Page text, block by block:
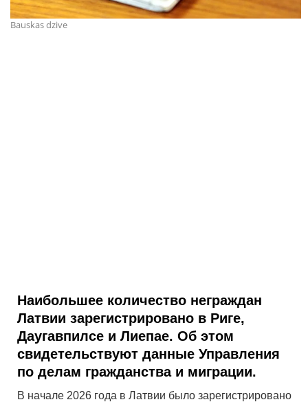
Bauskas dzive
Наибольшее количество неграждан
Латвии зарегистрировано в Риге,
Даугавпилсе и Лиепае. Об этом
свидетельствуют данные Управления
по делам гражданства и миграции.
В начале 2026 года в Латвии было зарегистрировано